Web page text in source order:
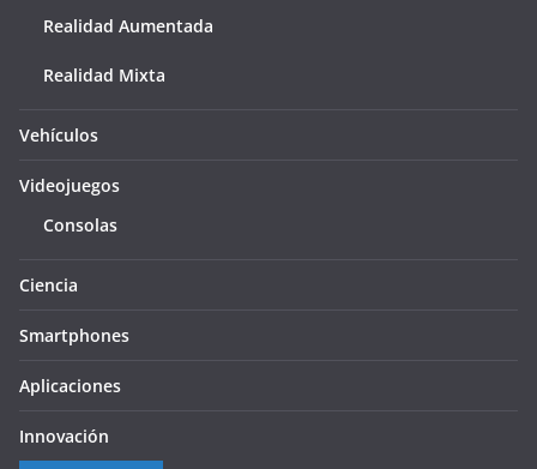
Realidad Aumentada
Realidad Mixta
Vehículos
Videojuegos
Consolas
Ciencia
Smartphones
Aplicaciones
Innovación